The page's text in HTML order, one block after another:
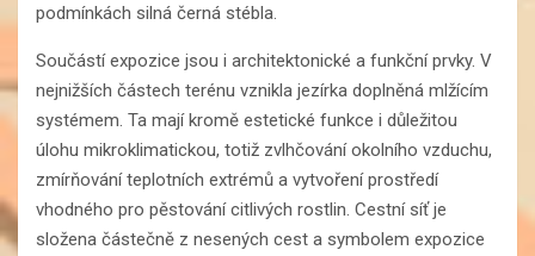
podmínkách silná černá stébla.
Součástí expozice jsou i architektonické a funkční prvky. V
nejnižších částech terénu vznikla jezírka doplněná mlžícím
systémem. Ta mají kromě estetické funkce i důležitou
úlohu mikroklimatickou, totiž zvlhčování okolního vzduchu,
zmírňování teplotních extrémů a vytvoření prostředí
vhodného pro pěstování citlivých rostlin. Cestní síť je
složena částečně z nesených cest a symbolem expozice